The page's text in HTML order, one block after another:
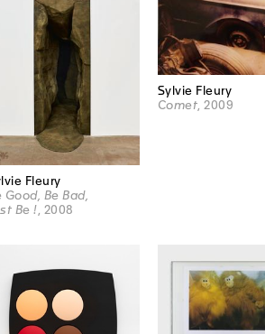
Fleury
Good, Be Bad,
Be !, 2008
Sylvie Fleury
Comet, 2009